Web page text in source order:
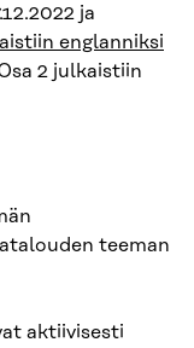
ja
englanniksi
2 julkaistiin
teeman
aktiivisesti